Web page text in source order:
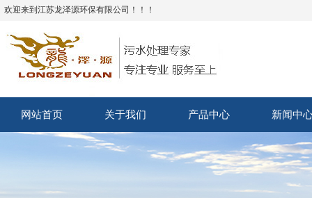
欢迎来到江苏龙泽源环保有限公司！！！
网站首页 关于我们 产品中心 新闻中